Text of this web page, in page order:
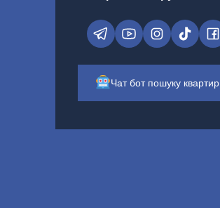
Чат бот пошуку квартир